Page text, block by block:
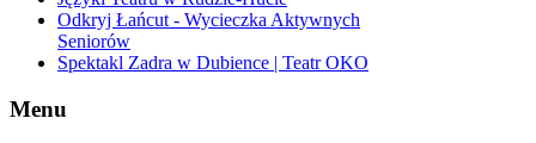
Odkryj Łańcut - Wycieczka Aktywnych
Seniorów
Spektakl Zadra w Dubience | Teatr OKO
Menu